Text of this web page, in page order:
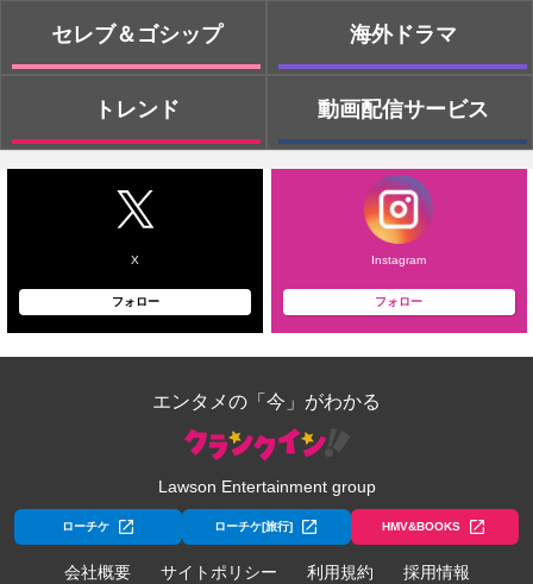
セレブ＆ゴシップ
トレンド
海外ドラマ
動画配信サービス
X
フォロー
Instagram
フォロー
エンタメの「今」がわかる
Lawson Entertainment group
ローチケ ローチケ[旅行] HMV&BOOKS
会社概要 サイトポリシー 利用規約 採用情報